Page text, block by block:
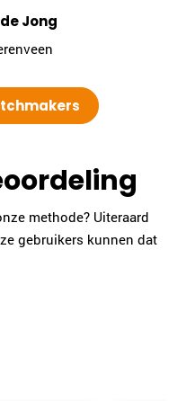
Monique Pasman
Matchmaker Leiden
methode? Uiteraard
gebruikers kunnen dat
Morsink
email
email